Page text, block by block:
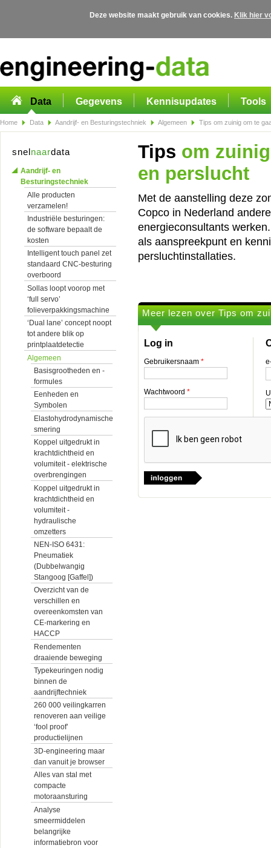
Deze website maakt gebruik van cookies. Klik hier
Data Gegevens Kennisupdates Tools
Home Data Aandrijf- en Besturingstechniek Algemeen Tips om zuinig om te
snelnaardata
Aandrijf- en
Besturingstechniek
Alle producten
verzamelen!
Industriële besturingen:
de software bepaalt de
kosten
Intelligent touch panel zet
standaard CNC-besturing
overboord
Sollas loopt voorop met
‘full servo’
folieverpakkingsmachine
‘Dual lane’ concept noopt
tot andere blik op
printplaatdetectie
Algemeen
Basisgrootheden en -
formules
Eenheden en
Symbolen
Elastohydrodynamische
smering
Koppel uitgedrukt in
krachtdichtheid en
volumiteit - elektrische
overbrengingen
Koppel uitgedrukt in
krachtdichtheid en
volumiteit -
hydraulische
omzetters
NEN-ISO 6431:
Pneumatiek
(Dubbelwangig
Stangoog [Gaffel])
Overzicht van de
verschillen en
overeenkomsten van
CE-markering en
HACCP
Rendementen
draaiende beweging
Typekeuringen nodig
binnen de
aandrijftechniek
260 000 veilingkarren
renoveren aan veilige
‘fool proof’
productielijnen
3D-engineering maar
dan vanuit je browser
Alles van stal met
compacte
motoraansturing
Analyse
smeermiddelen
belangrijke
informatiebron voor
Tips om
en perslucht
Met de aanstelling deze
Copco in Nederland
energieconsultants
als aanspreekpunt en
persluchtinstallaties.
Meer lezen over Tips om
Log in
Gebruikersnaam *
Wachtwoord *